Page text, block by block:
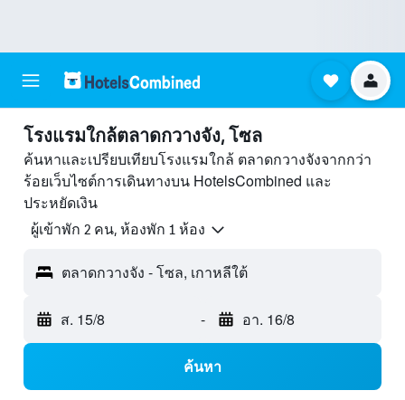
โรงแรมใกล้ตลาดกวางจัง, โซล
ค้นหาและเปรียบเทียบโรงแรมใกล้ ตลาดกวางจังจากกว่า
ร้อยเว็บไซต์การเดินทางบน HotelsCombined และ
ประหยัดเงิน
ผู้เข้าพัก 2 คน, ห้องพัก 1 ห้อง
ตลาดกวางจัง - โซล, เกาหลีใต้
ส. 15/8 - อา. 16/8
ค้นหา